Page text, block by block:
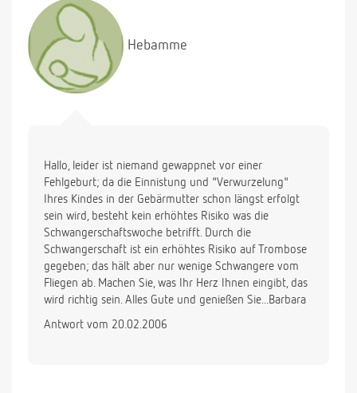
Hebamme
Hallo, leider ist niemand gewappnet vor einer
Fehlgeburt; da die Einnistung und "Verwurzelung"
Ihres Kindes in der Gebärmutter schon längst erfolgt
sein wird, besteht kein erhöhtes Risiko was die
Schwangerschaftswoche betrifft. Durch die
Schwangerschaft ist ein erhöhtes Risiko auf Trombose
gegeben; das hält aber nur wenige Schwangere vom
Fliegen ab. Machen Sie, was Ihr Herz Ihnen eingibt, das
wird richtig sein. Alles Gute und genießen Sie...Barbara
Antwort vom 20.02.2006